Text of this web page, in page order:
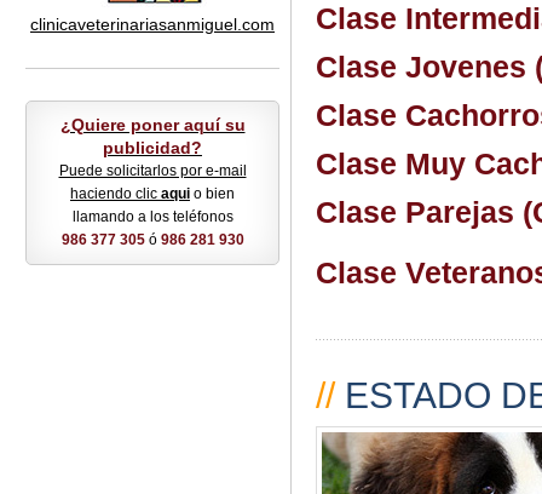
clinicaveterinariasanmiguel.com
¿Quiere poner aquí su
publicidad?
Puede solicitarlos por e-mail
haciendo clic aqui o bien
llamando a los teléfonos
986 377 305ó 986 281 930
Clase
Clase Jovenes
Clase
Clase Muy
Clase Parejas
Clase
//ESTADO